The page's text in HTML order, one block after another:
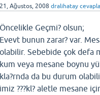
21, Ağustos, 2008 dralihatay
Öncelikle Geçmi? olsun;
Evevt bunun zarar? var.
olabilir. Sebebide çok defa
kum veya mesane boynu
kla?rnda da bu durum
imiz ???kl? aletle mesane